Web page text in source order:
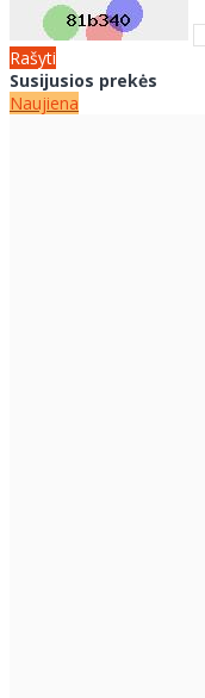
Rašyti
Susijusios prekės
Naujiena